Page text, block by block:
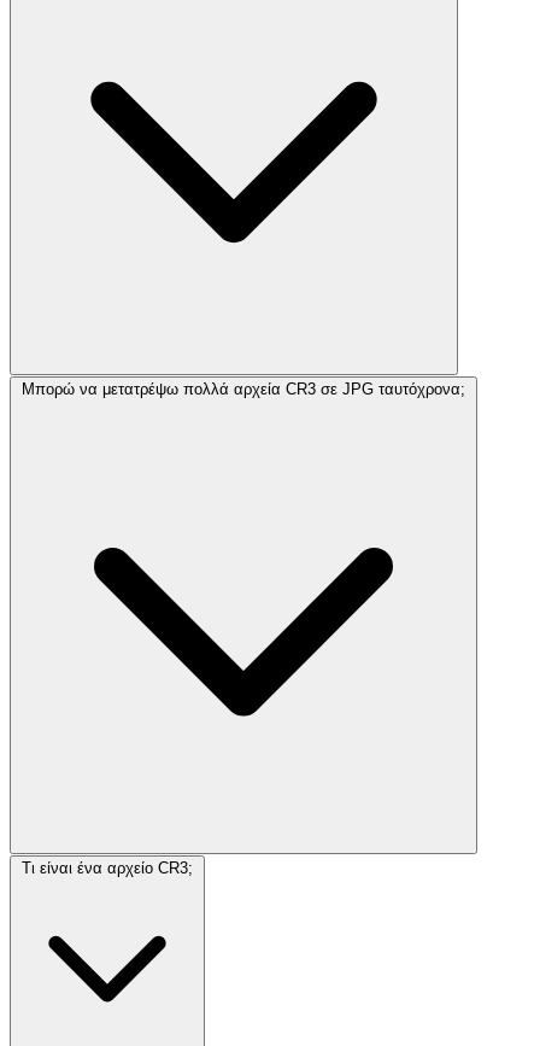
Μπορώ να μετατρέψω πολλά αρχεία CR3 σε JPG ταυτόχρονα;
Τι είναι ένα αρχείο CR3;